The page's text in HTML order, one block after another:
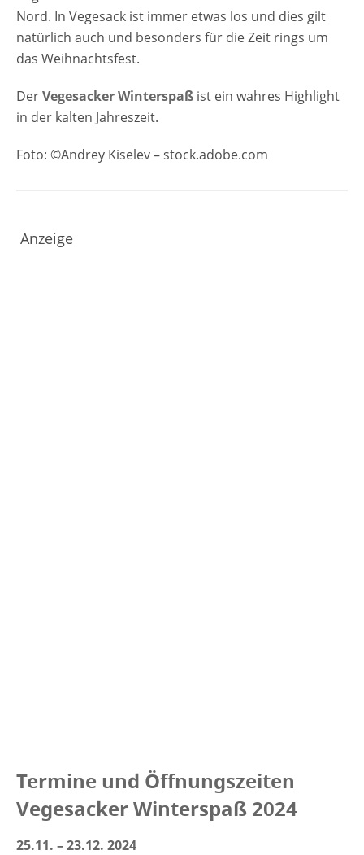
Sonntag 13.00-19.00 Uhr
Veranstaltungsort Vegesacker Winterspaß
2024 Vegesack ( Stadtteil von Bremen im
Norden) Gerhard-Rohlfs-Straße/ Breite
Straße Anzeige
Nord. In Vegesack ist immer etwas los und dies gilt
natürlich auch und besonders für die Zeit rings um
das Weihnachtsfest.
DerVegesacker Winterspaß ist ein wahres Highlight
in der kalten Jahreszeit.
Foto: ©Andrey Kiselev – stock.adobe.com
Anzeige
Termine und Öffnungszeiten
Vegesacker Winterspaß 2024
25.11. – 23.12. 2024